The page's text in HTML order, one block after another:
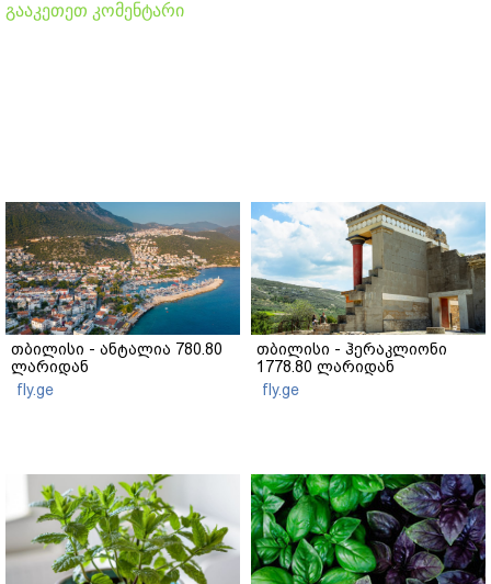
გააკეთეთ კომენტარი
თბილისი - ანტალია 780.80
ლარიდან
fly.ge
თბილისი - ჰერაკლიონი
1778.80 ლარიდან
fly.ge